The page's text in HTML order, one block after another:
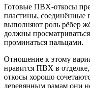
Готовые ПВХ-откосы
пластины,
выполняют роль рёбер
должны
проминаться пальцами.
Отношение к этому
нравится ПВХ в
откосы хорошо
деревянным рамам они